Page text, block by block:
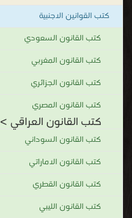
كتب القوانين الاجنبية
كتب القانون السعودي
كتب القانون المغربي
كتب القانون الجزائري
كتب القانون المصري
كتب القانون العراقي >
كتب القانون السوداني
كتب القانون الاماراتي
كتب القانون القطري
كتب القانون الليبي